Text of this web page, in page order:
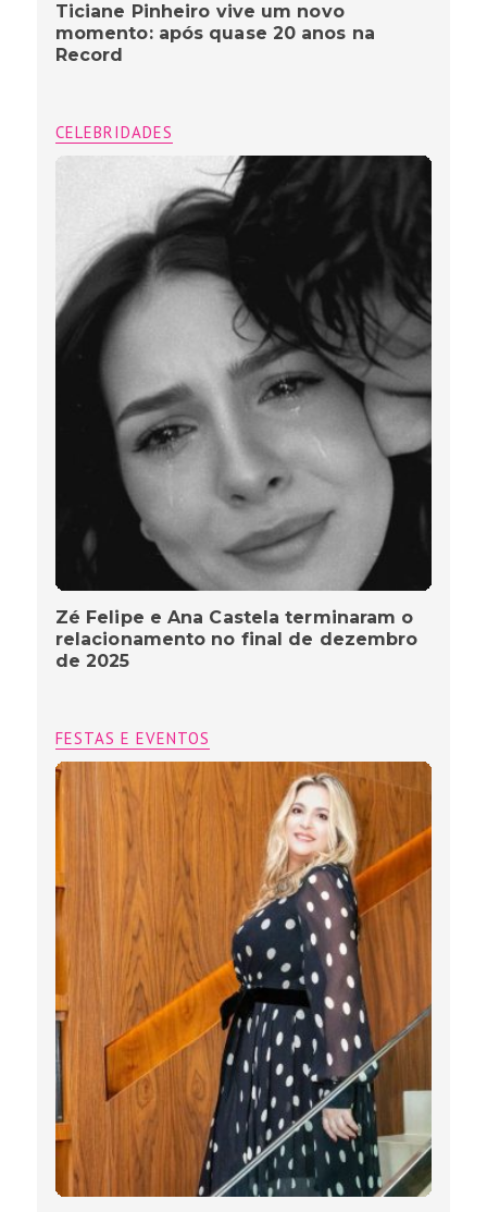
Ticiane Pinheiro vive um novo
momento: após quase 20 anos na
Record
CELEBRIDADES
Zé Felipe e Ana Castela terminaram o
relacionamento no final de dezembro
de 2025
FESTAS E EVENTOS